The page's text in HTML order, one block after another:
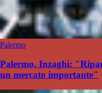
Palermo
Palermo, Inzaghi:
un mercato importante"